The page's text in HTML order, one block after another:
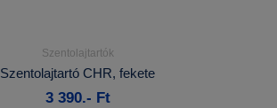
Részletek...
Kosárba
Szentolajtartók
Szentolajtartó CHR, fekete
3 390.- Ft